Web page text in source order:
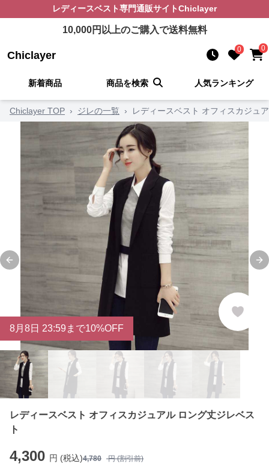
レディースベスト専門通販サイトChiclayer
10,000円以上のご購入で送料無料
Chiclayer 0 0
新着商品 商品を検索 人気ランキング
Chiclayer TOP › ジレの一覧 › レディースベスト オフィスカジュ
Previous slide
8月 8日 23:59まで10%OFF
レディースベスト オフィスカジュアル ロング丈ジレベス
ト
4,300 円 (税込)4,780 円 (割引前)